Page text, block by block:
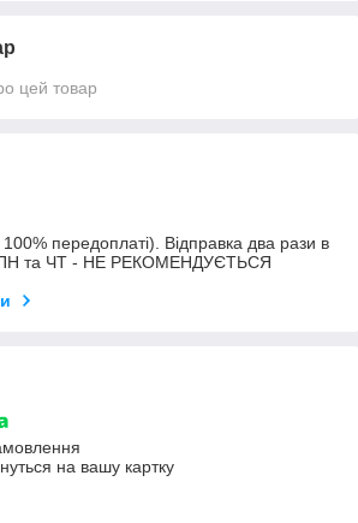
цей товар
передоплаті). Відправка два рази в
ПН та ЧТ - НЕ РЕКОМЕНДУЄТЬСЯ
на вашу картку